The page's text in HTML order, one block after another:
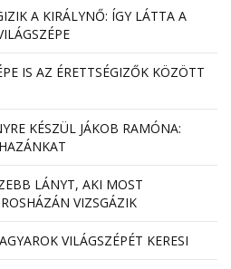
A KIRÁLYNŐ: ÍGY LÁTTA A
IS AZ ÉRETTSÉGIZŐK KÖZÖTT
KÉSZÜL JÁKOB RAMÓNA:
LÁNYT, AKI MOST
VIZSGÁZIK
VILÁGSZÉPÉT KERESI